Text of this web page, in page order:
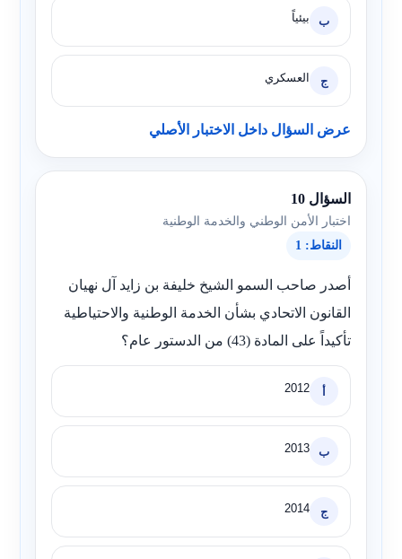
ب بيئياً
ج العسكري
عرض السؤال داخل الاختبار الأصلي
السؤال 10
اختبار الأمن الوطني والخدمة الوطنية
النقاط: 1
أصدر صاحب السمو الشيخ خليفة بن زايد آل نهيان
القانون الاتحادي بشأن الخدمة الوطنية والاحتياطية
تأكيداً على المادة (43) من الدستور عام؟
أ 2012
ب 2013
ج 2014